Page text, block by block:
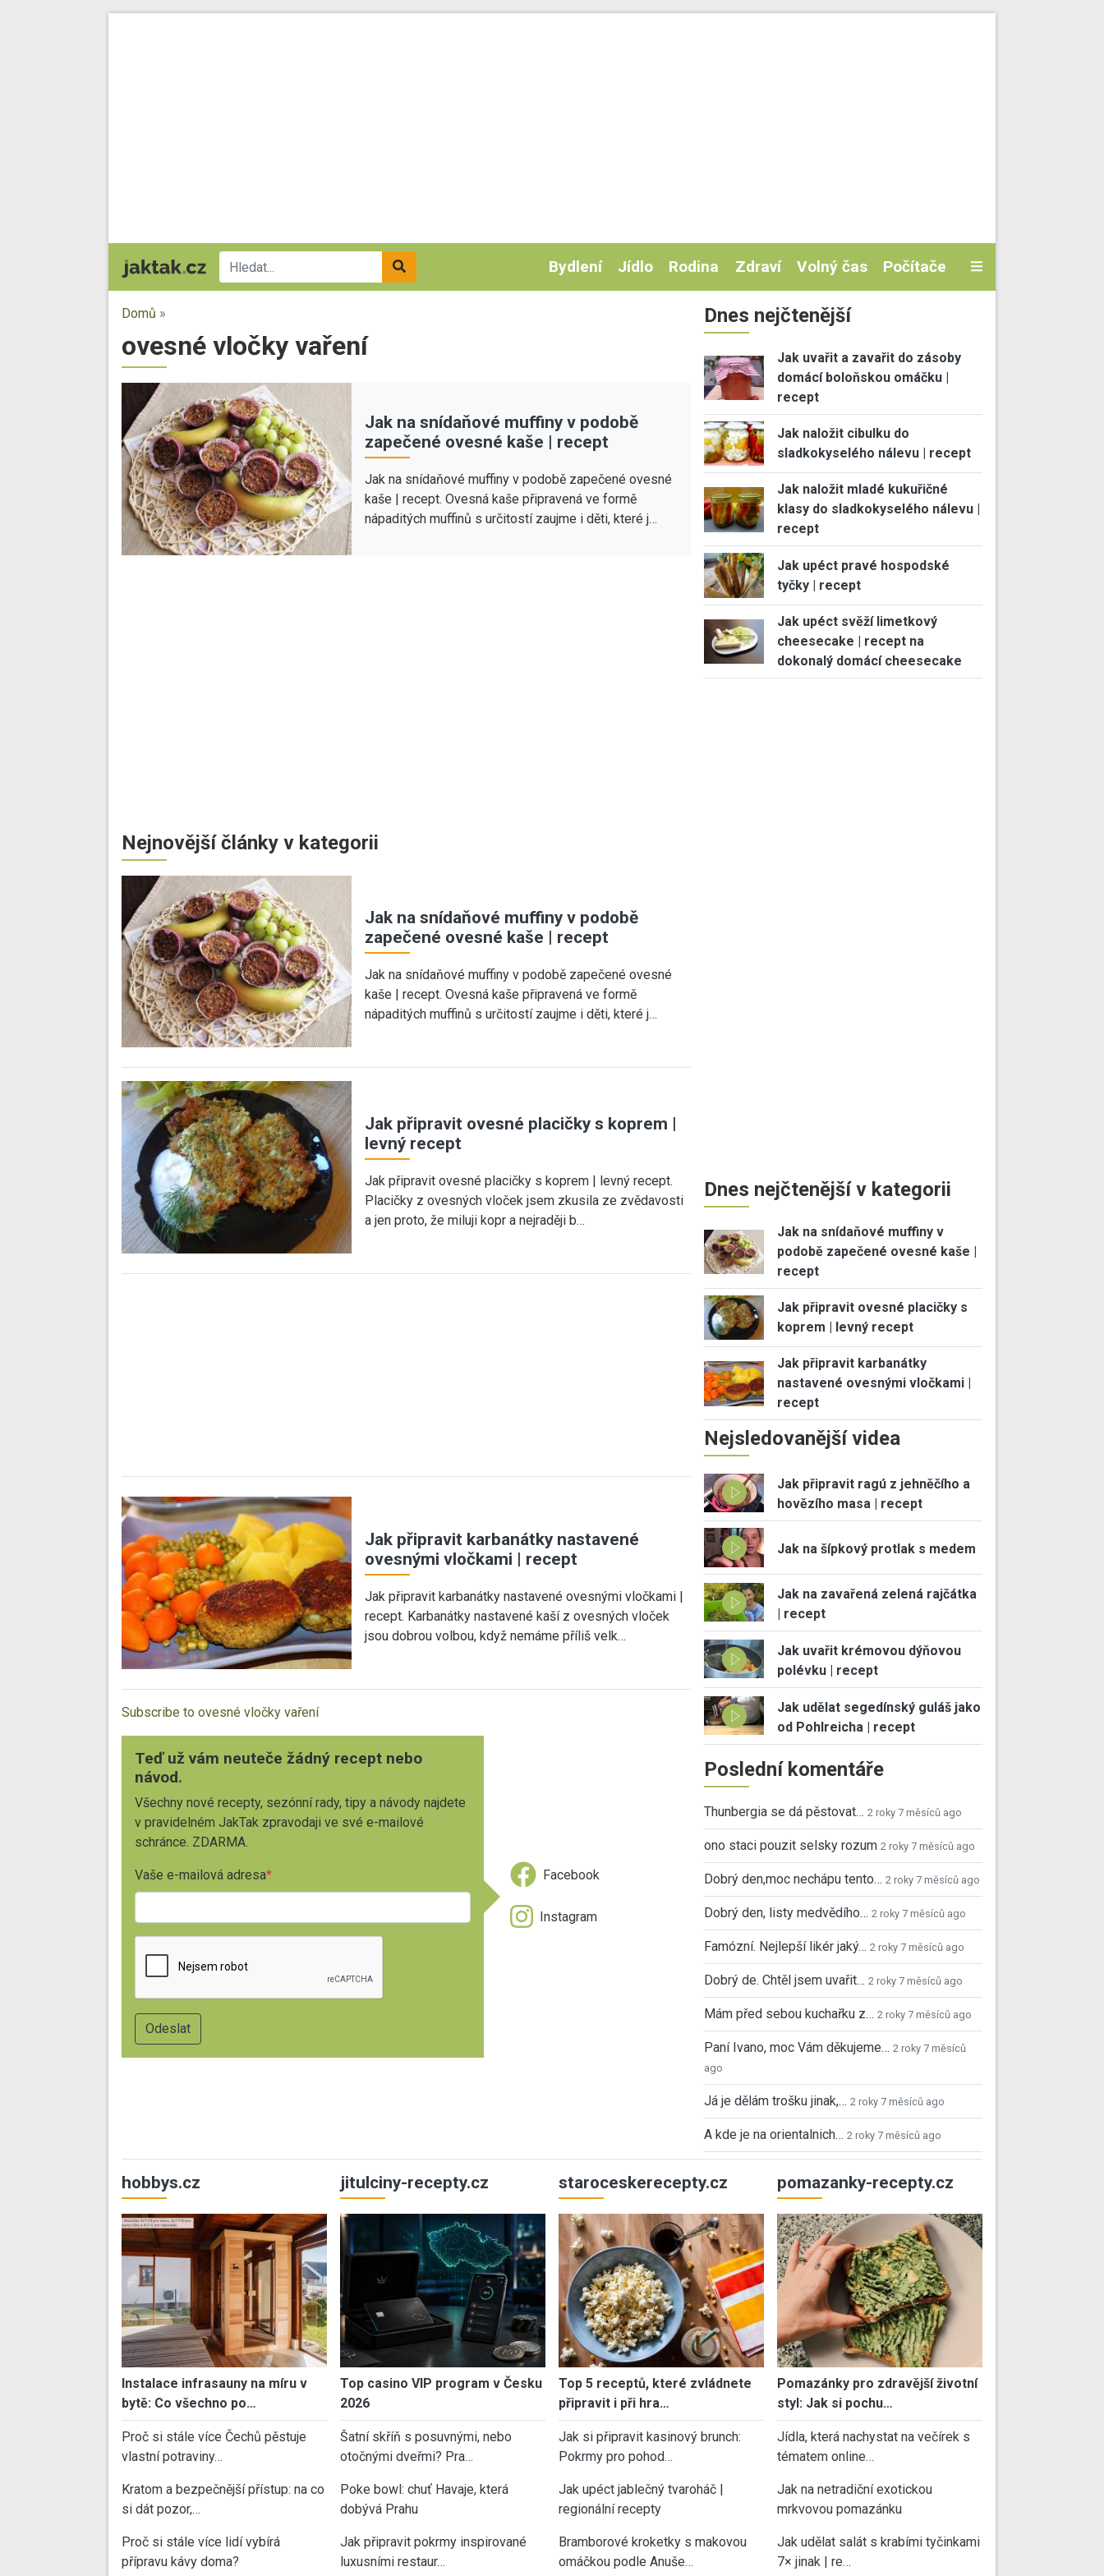
Bydlení Jídlo Rodina Zdraví Volný čas Počítače
Domů »
ovesné vločky vaření
Jak na snídaňové muffiny v podobě
zapečené ovesné kaše | recept
Jak na snídaňové muffiny v podobě zapečené ovesné
kaše | recept. Ovesná kaše připravená ve formě
nápaditých muffinů s určitostí zaujme i děti, které j…
Nejnovější články v kategorii
Jak na snídaňové muffiny v podobě
zapečené ovesné kaše | recept
Jak na snídaňové muffiny v podobě zapečené ovesné
kaše | recept. Ovesná kaše připravená ve formě
nápaditých muffinů s určitostí zaujme i děti, které j…
Jak připravit ovesné placičky s koprem |
levný recept
Jak připravit ovesné placičky s koprem | levný recept.
Placičky z ovesných vloček jsem zkusila ze zvědavosti
a jen proto, že miluji kopr a nejraději b…
Jak připravit karbanátky nastavené
ovesnými vločkami | recept
Jak připravit karbanátky nastavené ovesnými vločkami |
recept. Karbanátky nastavené kaší z ovesných vloček
jsou dobrou volbou, když nemáme příliš velk…
Subscribe to ovesné vločky vaření
Teď už vám neuteče žádný recept nebo
návod.
Všechny nové recepty, sezónní rady, tipy a návody najdete
v pravidelném JakTak zpravodaji ve své e-mailové
schránce. ZDARMA.
Vaše e-mailová adresa Facebook
Instagram
Dnes nejčtenější
Jak uvařit a zavařit do zásoby
domácí boloňskou omáčku |
recept
Jak naložit cibulku do
sladkokyselého nálevu | recept
Jak naložit mladé kukuřičné
klasy do sladkokyselého nálevu |
recept
Jak upéct pravé hospodské
tyčky | recept
Jak upéct svěží limetkový
cheesecake | recept na
dokonalý domácí cheesecake
Dnes nejčtenější v kategorii
Jak na snídaňové muffiny v
podobě zapečené ovesné kaše |
recept
Jak připravit ovesné placičky s
koprem | levný recept
Jak připravit karbanátky
nastavené ovesnými vločkami |
recept
Nejsledovanější videa
Jak připravit ragú z jehněčího a
hovězího masa | recept
Jak na šípkový protlak s medem
Jak na zavařená zelená rajčátka
| recept
Jak uvařit krémovou dýňovou
polévku | recept
Jak udělat segedínský guláš jako
od Pohlreicha | recept
Poslední komentáře
Thunbergia se dá pěstovat… 2 roky 7 měsíců ago
ono staci pouzit selsky rozum 2 roky 7 měsíců ago
Dobrý den,moc nechápu tento… 2 roky 7 měsíců ago
Dobrý den, listy medvědího… 2 roky 7 měsíců ago
Famózní. Nejlepší likér jaký… 2 roky 7 měsíců ago
Dobrý de. Chtěl jsem uvařit… 2 roky 7 měsíců ago
Mám před sebou kuchařku z… 2 roky 7 měsíců ago
Paní Ivano, moc Vám děkujeme… 2 roky 7 měsíců
ago
Já je dělám trošku jinak,… 2 roky 7 měsíců ago
A kde je na orientalnich… 2 roky 7 měsíců ago
hobbys.cz
Instalace infrasauny na míru v
bytě: Co všechno po…
Proč si stále více Čechů pěstuje
vlastní potraviny…
Kratom a bezpečnější přístup: na co
si dát pozor,…
Proč si stále více lidí vybírá
přípravu kávy doma?
jitulciny-recepty.cz
Top casino VIP program v Česku
2026
Šatní skříň s posuvnými, nebo
otočnými dveřmi? Pra…
Poke bowl: chuť Havaje, která
dobývá Prahu
Jak připravit pokrmy inspirované
luxusními restaur…
staroceskerecepty.cz
Top 5 receptů, které zvládnete
připravit i při hra…
Jak si připravit kasinový brunch:
Pokrmy pro pohod…
Jak upéct jablečný tvaroháč |
regionální recepty
Bramborové kroketky s makovou
omáčkou podle Anuše…
pomazanky-recepty.cz
Pomazánky pro zdravější životní
styl: Jak si pochu…
Jídla, která nachystat na večírek s
tématem online…
Jak na netradiční exotickou
mrkvovou pomazánku
Jak udělat salát s krabími tyčinkami
7× jinak | re…